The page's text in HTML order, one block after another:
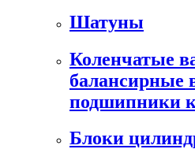
Шатуны
Коленчатые
балансирные
подшипники
Блоки